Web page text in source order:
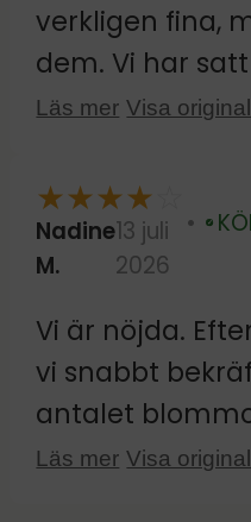
verkligen fina,
dem. Vi har
kakelplattorna
och flytta utan
några rester.
nackdelen är
större
duplicerade;
om de
Läs mer Visa original
★★★★
Nadine
M.
13 juli
2026
Verifierad
Vi är nöjda.
vi snabbt
antalet
setet. Hittills
Läs mer Visa original